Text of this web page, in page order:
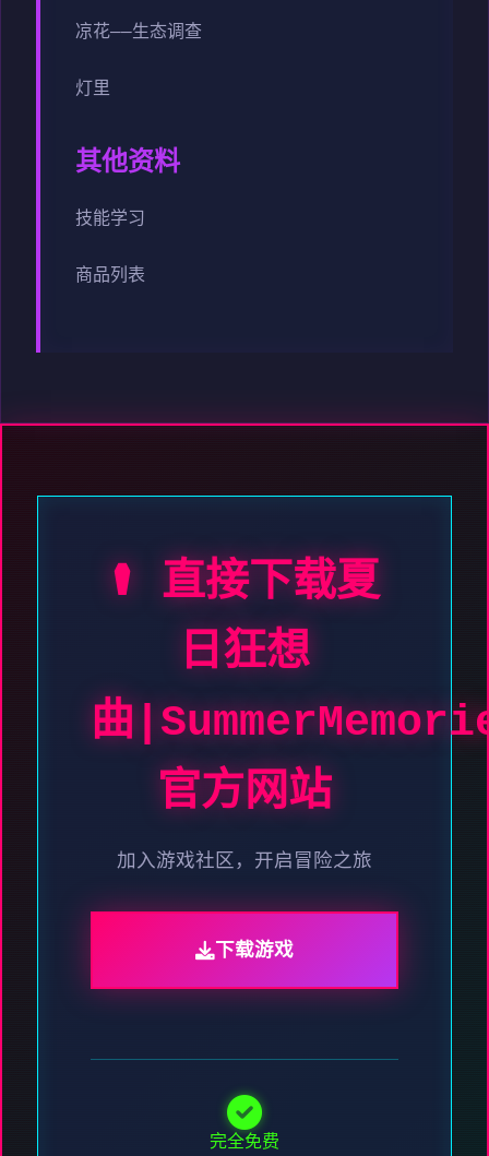
凉花——生态调查
灯里
其他资料
技能学习
商品列表
⚰️ 直接下载夏
日狂想
曲
官方网站
加入游戏社区，开启冒险之旅
下载游戏
完全免费